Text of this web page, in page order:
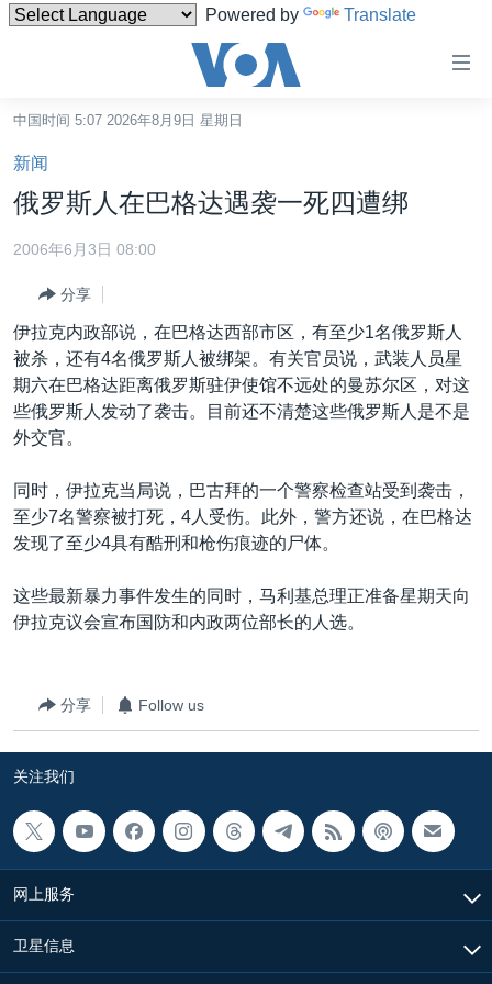
Powered by Translate
碍
链
接
转
跳
转
跳
转
索
中国
港澳
国际
最新国际新闻
印太
欧洲
非洲
全球议题
分类新闻
经济·金融·贸易
科教·文娱·体健
军事
环境
美中关系
白宫要闻
国会报道
美国建国250周年
美国之音专访
重要讲话与声明
台海两岸关系
南中国海争端
关注西藏
关注新疆
GEN Z 看美国
VOA视频
VOA今日焦点
关注我们
其他语言网站
中国时间 5:07 2026年8月9日 星期日
新闻
俄罗斯人在巴格达遇袭一死四遭绑
2006年6月3日 08:00
分享
伊拉克内政部说，在巴格达西部市区，有至少1名俄罗斯人
被杀，还有4名俄罗斯人被绑架。有关官员说，武装人员星
期六在巴格达距离俄罗斯驻伊使馆不远处的曼苏尔区，对这
些俄罗斯人发动了袭击。目前还不清楚这些俄罗斯人是不是
外交官。
同时，伊拉克当局说，巴古拜的一个警察检查站受到袭击，
至少7名警察被打死，4人受伤。此外，警方还说，在巴格达
发现了至少4具有酷刑和枪伤痕迹的尸体。
这些最新暴力事件发生的同时，马利基总理正准备星期天向
伊拉克议会宣布国防和内政两位部长的人选。
分享 Follow us
关注我们
网上服务
卫星信息